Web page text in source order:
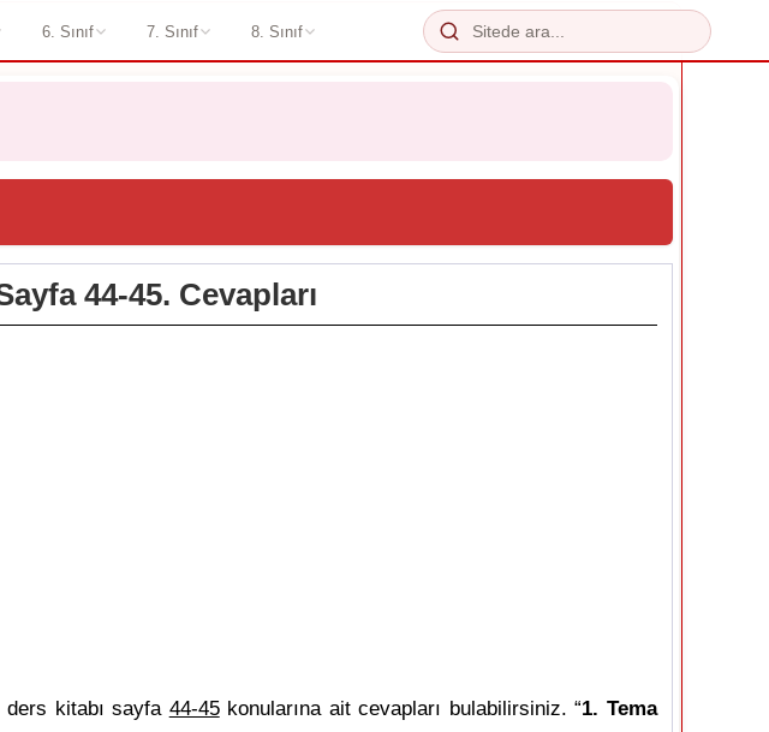
6. Sınıf 7. Sınıf 8. Sınıf
44-45. Cevapları
ders kitabı sayfa 44-45konularına ait cevapları bulabilirsiniz. “1. Tema